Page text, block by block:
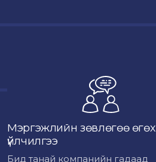
Мэргэжлийн зөвлөгөө өгөх
үйлчилгээ
Бид танай компанийн гадаад